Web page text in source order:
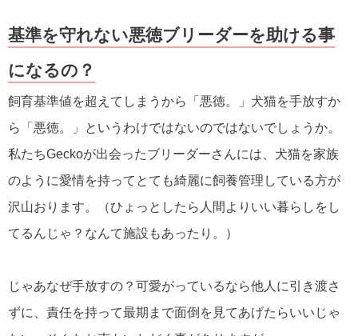
基準を守れない悪徳ブリーダーを助ける事
になるの？
飼育基準値を超えてしまうから「悪徳。」犬猫を手放すか
ら「悪徳。」というわけではないのではないでしょうか。
私たちGeckoが出会ったブリーダーさんには、犬猫を家族
のように愛情を持ってとても綺麗に飼養管理している方が
沢山おります。（ひょっとしたら人間よりいい暮らしをし
てるんじゃ？なんて施設もあったり。）
じゃあなぜ手放すの？可愛がっているなら他人に引き渡さ
ずに、責任を持って最期まで面倒を見てあげたらいいじゃ